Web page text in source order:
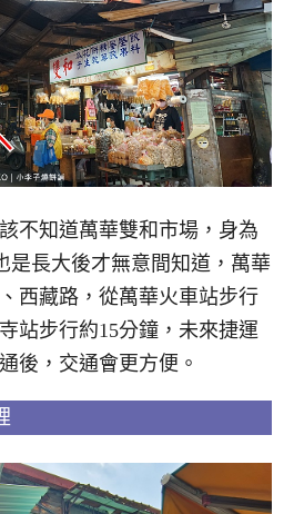
不知道萬華雙和市場，身為
是長大後才無意間知道，萬華
西藏路，從萬華火車站步行
站步行約15分鐘，未來捷運
後，交通會更方便。